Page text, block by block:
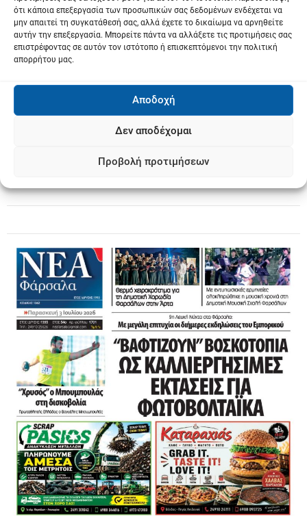
ότι κάποια επεξεργασία των προσωπικών σας δεδομένων ενδέχεται να
μην απαιτεί τη συγκατάθεσή σας, αλλά έχετε το δικαίωμα να αρνηθείτε
αυτήν την επεξεργασία. Μπορείτε πάντα να αλλάξετε τις προτιμήσεις σας
επιστρέφοντας σε αυτόν τον ιστότοπο ή επισκεπτόμενοι την πολιτική
απορρήτου μας.
Αποδοχή
Δεν αποδέχομαι
Προβολή προτιμήσεων